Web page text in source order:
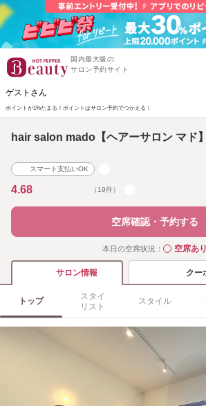
国内最大級の
サロン予約サイト
ゲストさん
ポイントが1%たまる！ ポイントはサロン予約でつかえる！
hair salon mado【ヘアーサロン マド】
スマート支払いOK
4.68 （19件）
空席確認・予約する
本日の空席状況： ◯空席あり
サロン情報 クー
トップ
スタイ
リスト
スタイル